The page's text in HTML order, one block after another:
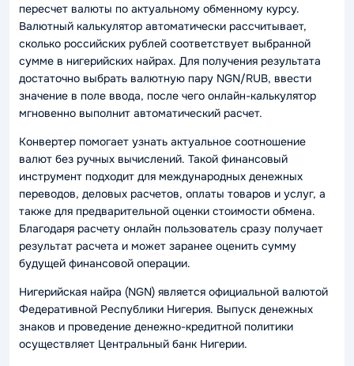
пересчет валюты по актуальному обменному курсу.
Валютный калькулятор автоматически рассчитывает,
сколько российских рублей соответствует выбранной
сумме в нигерийских найрах. Для получения результата
достаточно выбрать валютную пару NGN/RUB, ввести
значение в поле ввода, после чего онлайн-калькулятор
мгновенно выполнит автоматический расчет.
Конвертер помогает узнать актуальное соотношение
валют без ручных вычислений. Такой финансовый
инструмент подходит для международных денежных
переводов, деловых расчетов, оплаты товаров и услуг, а
также для предварительной оценки стоимости обмена.
Благодаря расчету онлайн пользователь сразу получает
результат расчета и может заранее оценить сумму
будущей финансовой операции.
Нигерийская найра (NGN) является официальной валютой
Федеративной Республики Нигерия. Выпуск денежных
знаков и проведение денежно-кредитной политики
осуществляет Центральный банк Нигерии.